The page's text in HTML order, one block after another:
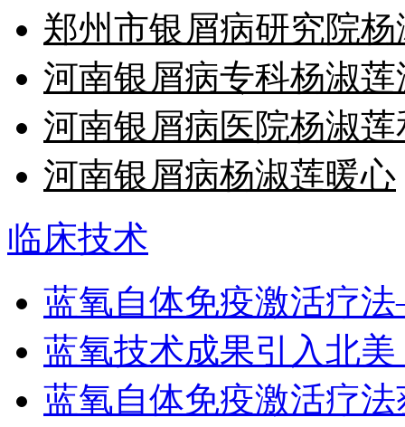
郑州市银屑病研究院
河南银屑病专科杨淑莲
河南银屑病医院杨淑莲
河南银屑病杨淑莲暖心
临床技术
蓝氧自体免疫激活疗
蓝氧技术成果引入北
蓝氧自体免疫激活疗